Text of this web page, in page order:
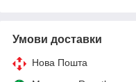
Умови доставки
Нова Пошта